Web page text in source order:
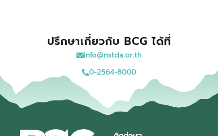
ปรึกษาเกี่ยวกับ BCG ได้ที่
info@nstda.or.th
0-2564-8000